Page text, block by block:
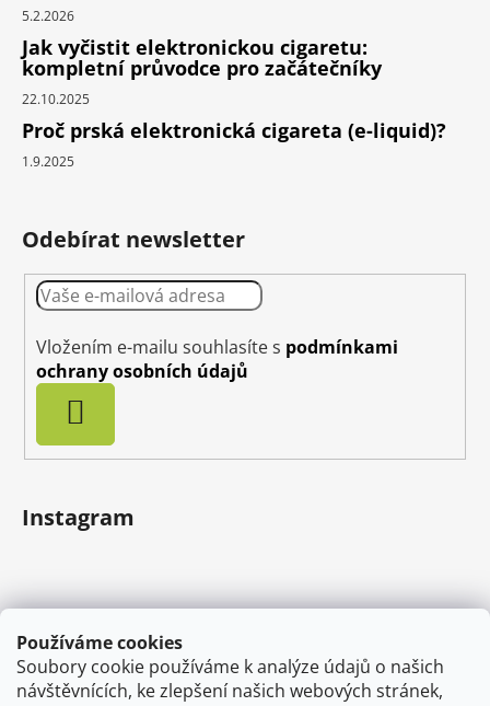
Používáme cookies
Soubory cookie používáme k analýze údajů o našich
návštěvnících, ke zlepšení našich webových stránek,
5.2.2026
Jak vyčistit elektronickou cigaretu:
kompletní průvodce pro začátečníky
22.10.2025
Proč prská elektronická cigareta (e-liquid)?
1.9.2025
Odebírat newsletter
Vložením e-mailu souhlasíte s podmínkami
ochrany osobních údajů
SE
Instagram